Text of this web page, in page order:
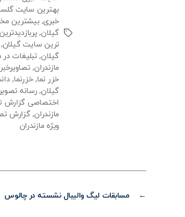
برچسب‌ها
بهترین سایت
خبری, بیشترین
گیلان,
ترین سایت گیلان,
گیلان, تبلیغات در
مازندران,
خزر نما,خزرنما,
گیلان, رسانه
اختصاصی گزارش
مازندران,گزارش
ویژه مازندران
← مسابقات لیگ والیبال نشسته در چالوس